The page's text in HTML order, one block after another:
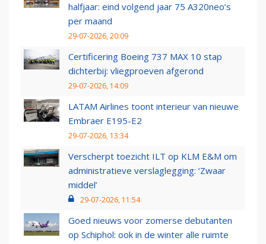
halfjaar: eind volgend jaar 75 A320neo’s
per maand
29-07-2026, 20:09
Certificering Boeing 737 MAX 10 stap
dichterbij: vliegproeven afgerond
29-07-2026, 14:09
LATAM Airlines toont interieur van nieuwe
Embraer E195-E2
29-07-2026, 13:34
Verscherpt toezicht ILT op KLM E&M om
administratieve verslaglegging: ‘Zwaar
middel’
29-07-2026, 11:54
Goed nieuws voor zomerse debutanten
op Schiphol: ook in de winter alle ruimte